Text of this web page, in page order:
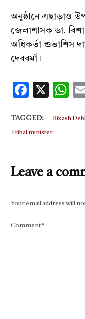
অনুষ্ঠানে এছাড়াও
জেলাশাসক ডা.
অধিকর্তা শুভাশিস
দেববর্মা।
X
TAGGED: Bikash
Tribal minister
Leave a
Your email address will
Comment*